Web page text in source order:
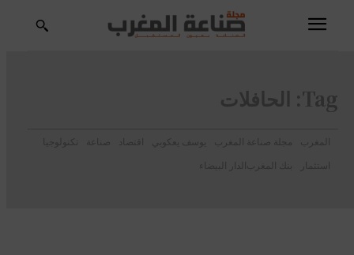
Tag: الحافلات
المغرب مجلة صناعة المغرب يوسف يعكوبي اقتصاد صناعة
تكنولوجيا
استثمار
بنك المغرب الدار البيضاء